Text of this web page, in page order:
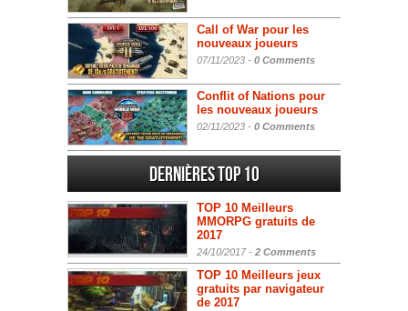
Call of War pour les
nouveaux joueurs
07/11/2023 - 0 Comments
Conflit of Nations pour
les nouveaux joueurs
02/11/2023 - 0 Comments
Dernières Top 10
TOP 10 Meilleurs
MMORPG gratuits de
2017
24/10/2017 - 2 Comments
TOP 10 Meilleurs jeux
gratuits par navigateur
de 2017